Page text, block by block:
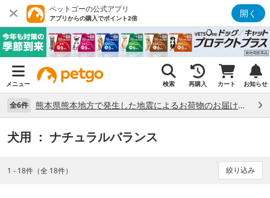
ペットゴーの公式アプリ
アプリからの購入でポイント2倍 開く
メニュー 検索 再購入 カート お知らせ
全6件 熊本県熊本地方で発生した地震によるお荷物のお届け状況について （7/28）
犬用 ： ナチュラルバランス
1 - 18件（全 18件） 絞り込み